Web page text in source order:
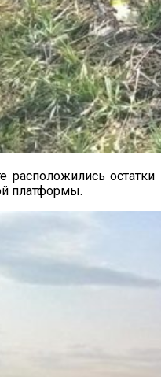
расположились остатки
платформы.